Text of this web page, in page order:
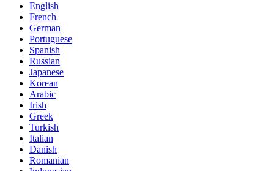
English
French
German
Portuguese
Spanish
Russian
Japanese
Korean
Arabic
Irish
Greek
Turkish
Italian
Danish
Romanian